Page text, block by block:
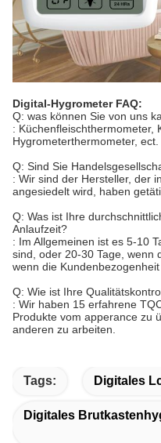
Digital-Hygrometer FAQ:
Q: was können Sie von uns
: Küchenfleischthermometer,
Hygrometerthermometer, ect.
Q: Sind Sie
: Wir sind der Hersteller, der
angesiedelt wird, haben
Q: Was ist Ihre
Anlaufzeit?
: Im Allgemeinen ist es 5-10
sind, oder 20-30 Tage, wenn
wenn die Kundenbezogenheit
Q: Wie ist Ihre
: Wir haben 15 erfahrene
Produkte vom apperance zu
anderen zu arbeiten.
Tags: Digitales
Digitales